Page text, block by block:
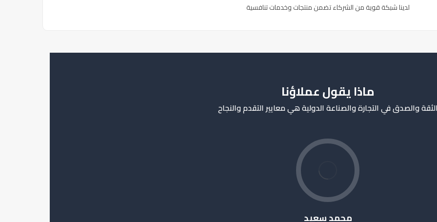
لدينا شبكة قوية من الشركاء تضمن منتجات وخدمات تنافسية
ماذا يقول عملاؤنا
والصدق في التجارة والصناعة الدولية هي معايير التقدم والنجاح
محمد سعيد